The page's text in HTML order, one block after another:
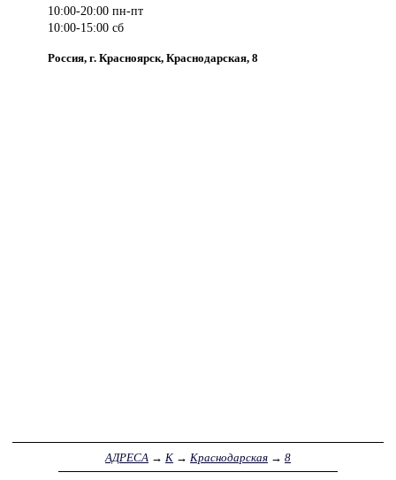
10:00-20:00 пн-пт
10:00-15:00 сб
Россия, г. Красноярск, Краснодарская, 8
АДРЕСА → К → Краснодарская → 8